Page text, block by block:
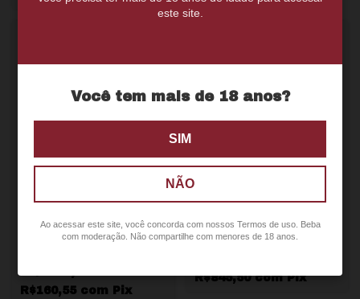
Guaspari Rosé Vista da
ATÉ 8% OFF EM
R$160,55 com Pix
Montes Folly
ATÉ 8% OFFEM
QUANTIDADE
R$845,50com Pix
este site.
Você tem mais de 18 anos?
SIM
NÃO
Ao acessar este site, você concorda com nossos Termos de uso. Beba
com moderação. Não compartilhe com menores de 18 anos.